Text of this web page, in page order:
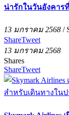
น่ารักในวันอังคาร
13 มกราคม 2568 /
ShareTweet
13 มกราคม 2568
Shares
ShareTweet